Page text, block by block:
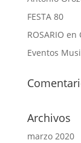
FESTA 80
ROSARIO
Eventos
Archivos
marzo 2020